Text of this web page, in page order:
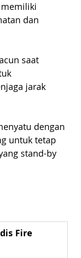
dan
saat
jarak
dengan
untuk tetap
stand-by
Fire